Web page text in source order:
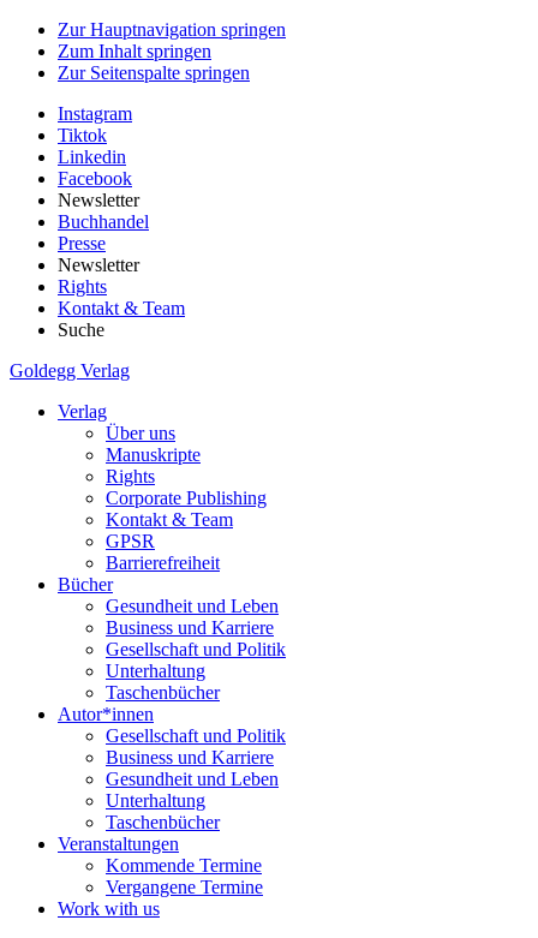
Zur Hauptnavigation springen
Zum Inhalt springen
Zur Seitenspalte springen
Instagram
Tiktok
Linkedin
Facebook
Newsletter
Buchhandel
Presse
Newsletter
Rights
Kontakt & Team
Suche
Goldegg Verlag
Verlag
Über uns
Manuskripte
Rights
Corporate Publishing
Kontakt & Team
GPSR
Barrierefreiheit
Bücher
Gesundheit und Leben
Business und Karriere
Gesellschaft und Politik
Unterhaltung
Taschenbücher
Autor*innen
Gesellschaft und Politik
Business und Karriere
Gesundheit und Leben
Unterhaltung
Taschenbücher
Veranstaltungen
Kommende Termine
Vergangene Termine
Work with us